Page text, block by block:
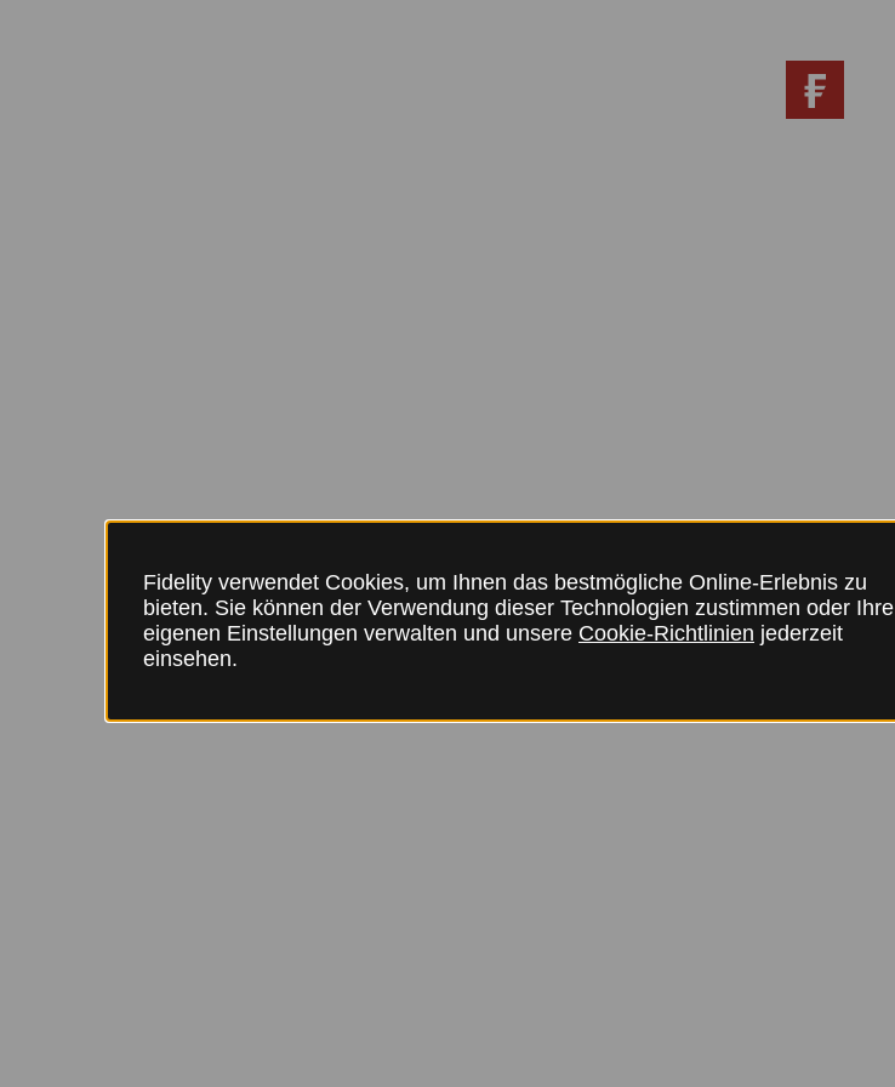
Fidelity verwendet Cookies, um Ihnen das bestmögliche Online-Erlebnis zu
bieten. Sie können der Verwendung dieser Technologien zustimmen oder Ihre
eigenen Einstellungen verwalten und unsere Cookie-Richtlinien jederzeit
einsehen.